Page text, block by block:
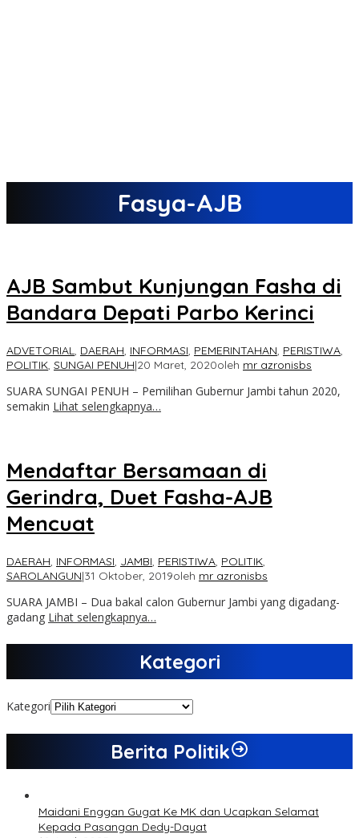
Fasya-AJB
AJB Sambut Kunjungan Fasha di
Bandara Depati Parbo Kerinci
ADVETORIAL, DAERAH, INFORMASI, PEMERINTAHAN, PERISTIWA,
POLITIK, SUNGAI PENUH|20 Maret, 2020oleh mr azronisbs
SUARA SUNGAI PENUH – Pemilihan Gubernur Jambi tahun 2020,
semakin Lihat selengkapnya…
Mendaftar Bersamaan di
Gerindra, Duet Fasha-AJB
Mencuat
DAERAH, INFORMASI, JAMBI, PERISTIWA, POLITIK,
SAROLANGUN|31 Oktober, 2019oleh mr azronisbs
SUARA JAMBI – Dua bakal calon Gubernur Jambi yang digadang-
gadang Lihat selengkapnya…
Kategori
Kategori
Berita Politik
Maidani Enggan Gugat Ke MK dan Ucapkan Selamat
Kepada Pasangan Dedy-Dayat